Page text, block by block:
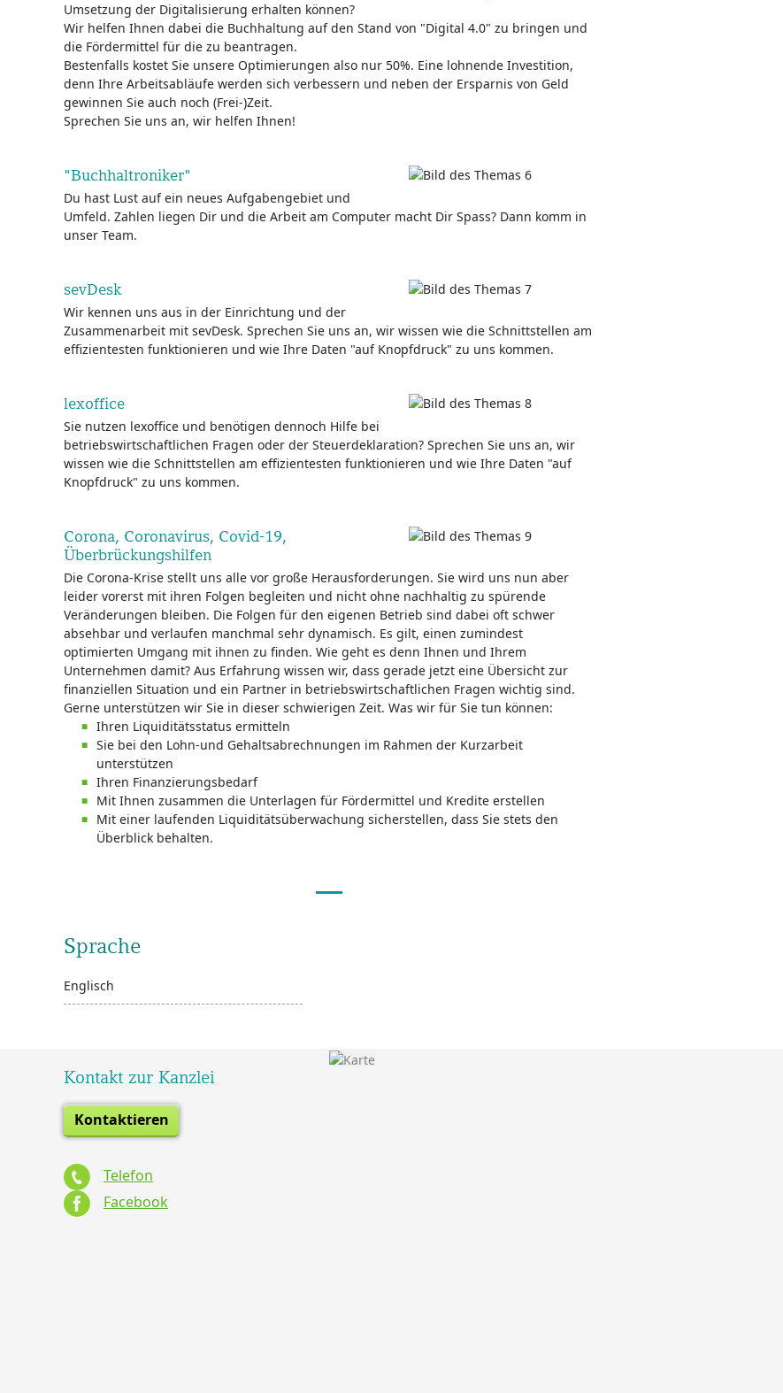
Umsetzung der Digitalisierung erhalten können?
Wir helfen Ihnen dabei die Buchhaltung auf den Stand von "Digital 4.0" zu bringen und
die Fördermittel für die zu beantragen.
Bestenfalls kostet Sie unsere Optimierungen also nur 50%. Eine lohnende Investition,
denn Ihre Arbeitsabläufe werden sich verbessern und neben der Ersparnis von Geld
gewinnen Sie auch noch (Frei-)Zeit.
Sprechen Sie uns an, wir helfen Ihnen!
"Buchhaltroniker"
Du hast Lust auf ein neues Aufgabengebiet und
Umfeld. Zahlen liegen Dir und die Arbeit am Computer macht Dir Spass? Dann komm in
unser Team.
sevDesk
Wir kennen uns aus in der Einrichtung und der
Zusammenarbeit mit sevDesk. Sprechen Sie uns an, wir wissen wie die Schnittstellen am
effizientesten funktionieren und wie Ihre Daten "auf Knopfdruck" zu uns kommen.
lexoffice
Sie nutzen lexoffice und benötigen dennoch Hilfe bei
betriebswirtschaftlichen Fragen oder der Steuerdeklaration? Sprechen Sie uns an, wir
wissen wie die Schnittstellen am effizientesten funktionieren und wie Ihre Daten "auf
Knopfdruck" zu uns kommen.
Corona, Coronavirus, Covid-19,
Überbrückungshilfen
Die Corona-Krise stellt uns alle vor große Herausforderungen. Sie wird uns nun aber
leider vorerst mit ihren Folgen begleiten und nicht ohne nachhaltig zu spürende
Veränderungen bleiben. Die Folgen für den eigenen Betrieb sind dabei oft schwer
absehbar und verlaufen manchmal sehr dynamisch. Es gilt, einen zumindest
optimierten Umgang mit ihnen zu finden. Wie geht es denn Ihnen und Ihrem
Unternehmen damit? Aus Erfahrung wissen wir, dass gerade jetzt eine Übersicht zur
finanziellen Situation und ein Partner in betriebswirtschaftlichen Fragen wichtig sind.
Gerne unterstützen wir Sie in dieser schwierigen Zeit. Was wir für Sie tun können:
Ihren Liquiditätsstatus ermitteln
Sie bei den Lohn-und Gehaltsabrechnungen im Rahmen der Kurzarbeit
unterstützen
Ihren Finanzierungsbedarf
Mit Ihnen zusammen die Unterlagen für Fördermittel und Kredite erstellen
Mit einer laufenden Liquiditätsüberwachung sicherstellen, dass Sie stets den
Überblick behalten.
Sprache
Englisch
Kontakt zur Kanzlei
Kontaktieren
Telefon
Facebook